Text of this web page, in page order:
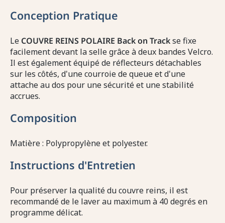
Conception Pratique
Le COUVRE REINS POLAIRE Back on Trackse fixe
facilement devant la selle grâce à deux bandes Velcro.
Il est également équipé de réflecteurs détachables
sur les côtés, d'une courroie de queue et d'une
attache au dos pour une sécurité et une stabilité
accrues.
Composition
Matière : Polypropylène et polyester.
Instructions d'Entretien
Pour préserver la qualité du couvre reins, il est
recommandé de le laver au maximum à 40 degrés en
programme délicat.